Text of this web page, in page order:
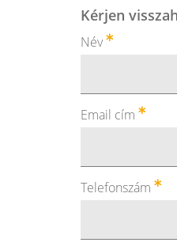
Kérjen
Név
Email cím
Telefonszám